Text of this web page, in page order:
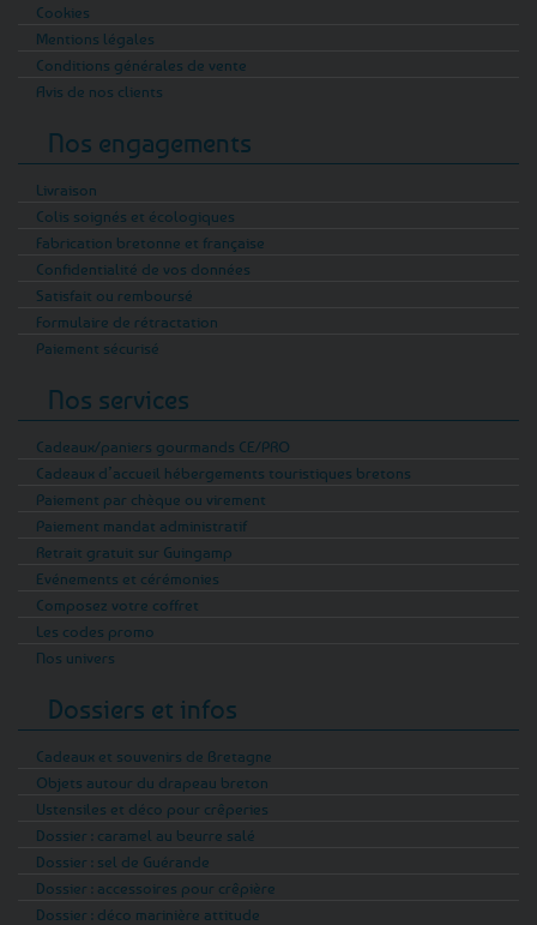
Cookies
Mentions légales
Conditions générales de vente
Avis de nos clients
Nos engagements
Livraison
Colis soignés et écologiques
Fabrication bretonne et française
Confidentialité de vos données
Satisfait ou remboursé
Formulaire de rétractation
Paiement sécurisé
Nos services
Cadeaux/paniers gourmands CE/PRO
Cadeaux d’accueil hébergements touristiques bretons
Paiement par chèque ou virement
Paiement mandat administratif
Retrait gratuit sur Guingamp
Evénements et cérémonies
Composez votre coffret
Les codes promo
Nos univers
Dossiers et infos
Cadeaux et souvenirs de Bretagne
Objets autour du drapeau breton
Ustensiles et déco pour crêperies
Dossier : caramel au beurre salé
Dossier : sel de Guérande
Dossier : accessoires pour crêpière
Dossier : déco marinière attitude